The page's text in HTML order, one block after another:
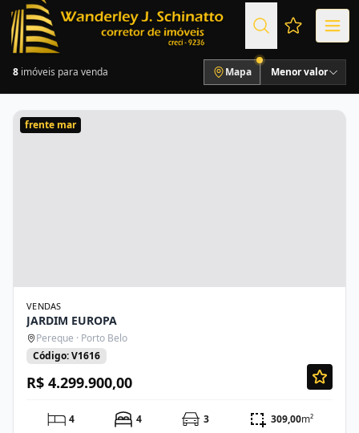
Favoritos
8 imóveis para venda Mapa Menor valor
frente mar
VENDAS
JARDIM EUROPA
Pereque · Porto Belo
Código: V1616
R$ 4.299.900,00
4 4 3 309,00m²